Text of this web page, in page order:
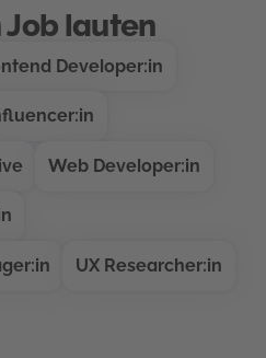
Job lauten
Developer:in
Web Developer:in
UX Researcher:in